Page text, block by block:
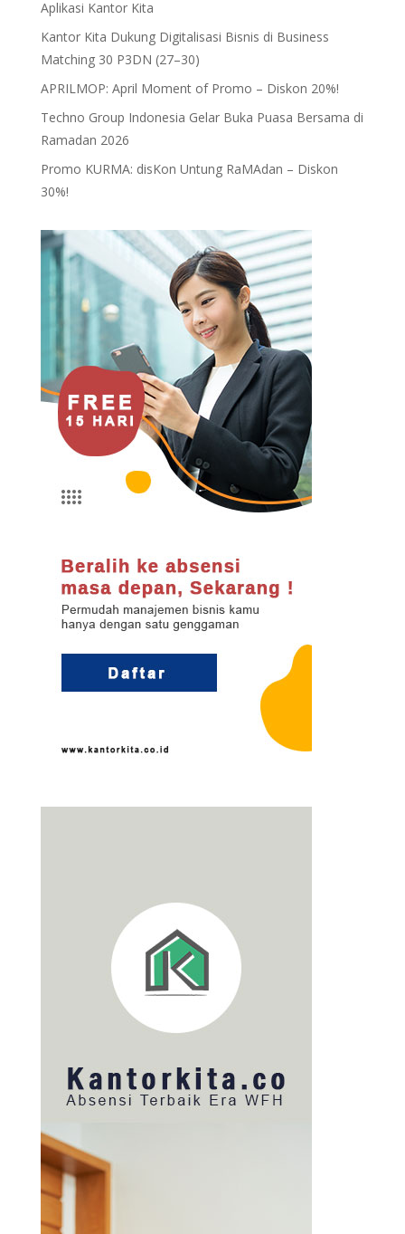
Aplikasi Kantor Kita
Kantor Kita Dukung Digitalisasi Bisnis di Business
Matching 30 P3DN (27–30)
APRILMOP: April Moment of Promo – Diskon 20%!
Techno Group Indonesia Gelar Buka Puasa Bersama di
Ramadan 2026
Promo KURMA: disKon Untung RaMAdan – Diskon
30%!